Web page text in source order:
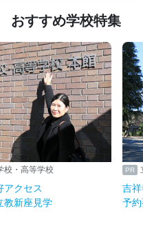
おすすめ学校特集
校・高等学校
アクセス
教新座見学
吉
予